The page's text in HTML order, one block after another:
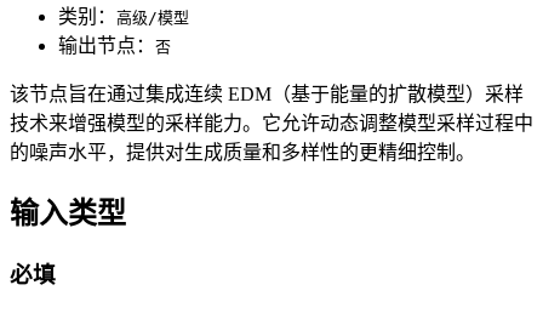
类别： 高级/模型
输出节点： 否
该节点旨在通过集成连续 EDM（基于能量的扩散模型）采样
技术来增强模型的采样能力。它允许动态调整模型采样过程中
的噪声水平，提供对生成质量和多样性的更精细控制。
输入类型
必填